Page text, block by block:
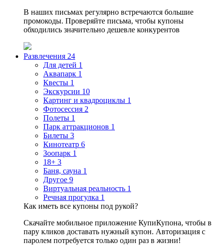
В наших письмах регулярно встречаются большие
промокоды. Проверяйте письма, чтобы купоны
обходились значительно дешевле конкурентов
Развлечения 24
Для детей 1
Аквапарк 1
Квесты 1
Экскурсии 10
Картинг и квадроциклы 1
Фотосессия 2
Полеты 1
Парк аттракционов 1
Билеты 3
Кинотеатр 6
Зоопарк 1
18+ 3
Баня, сауна 1
Другое 9
Виртуальная реальность 1
Речная прогулка 1
Как иметь все купоны под рукой?
Скачайте мобильное приложение КупиКупона, чтобы в
пару кликов доставать нужный купон. Авторизация с
паролем потребуется только один раз в жизни!